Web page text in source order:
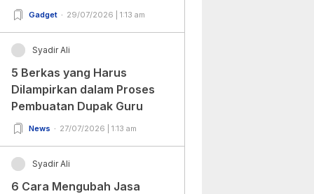
Gadget 29/07/2026 | 1:13 am
Syadir Ali
5 Berkas yang Harus
Dilampirkan dalam Proses
Pembuatan Dupak Guru
News 27/07/2026 | 1:13 am
Syadir Ali
6 Cara Mengubah Jasa